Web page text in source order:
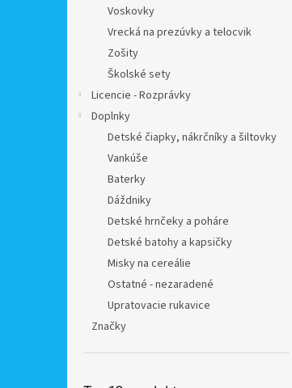
Voskovky
Vrecká na prezúvky a telocvik
Zošity
Školské sety
Licencie - Rozprávky
Doplnky
Detské čiapky, nákrčníky a šiltovky
Vankúše
Baterky
Dáždniky
Detské hrnčeky a poháre
Detské batohy a kapsičky
Misky na cereálie
Ostatné - nezaradené
Upratovacie rukavice
Značky